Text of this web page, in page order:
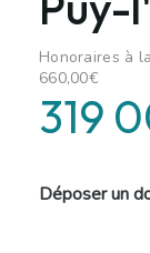
Honoraires à
660,00€
319
Déposer un